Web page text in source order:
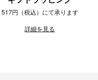
517円（税込）にて承ります
詳細を見る